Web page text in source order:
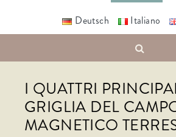
Deutsch Italiano
I QUATTRI
GRIGLIA DEL
MAGNETICO